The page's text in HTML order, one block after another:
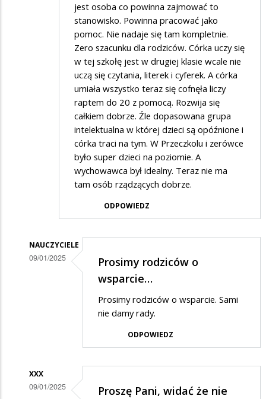
jest osoba co powinna zajmować to
stanowisko. Powinna pracować jako
pomoc. Nie nadaje się tam kompletnie.
Zero szacunku dla rodziców. Córka uczy się
w tej szkołę jest w drugiej klasie wcale nie
uczą się czytania, literek i cyferek. A córka
umiała wszystko teraz się cofnęła liczy
raptem do 20 z pomocą. Rozwija się
całkiem dobrze. Źle dopasowana grupa
intelektualna w której dzieci są opóźnione i
córka traci na tym. W Przeczkolu i zerówce
było super dzieci na poziomie. A
wychowawca był idealny. Teraz nie ma
tam osób rządzących dobrze.
ODPOWIEDZ
NAUCZYCIELE
09/01/2025
odpowiedzi
Zgadzam
Prosimy rodziców o
wsparcie…
Prosimy rodziców o wsparcie. Sami
nie damy rady.
ODPOWIEDZ
XXX
09/01/2025
Proszę Pani, widać że nie